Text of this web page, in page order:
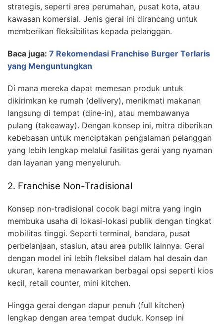
strategis, seperti area perumahan, pusat kota, atau
kawasan komersial. Jenis gerai ini dirancang untuk
memberikan fleksibilitas kepada pelanggan.
Baca juga: 7 Rekomendasi Franchise Burger Terlaris
yang Menguntungkan
Di mana mereka dapat memesan produk untuk
dikirimkan ke rumah (delivery), menikmati makanan
langsung di tempat (dine-in), atau membawanya
pulang (takeaway). Dengan konsep ini, mitra diberikan
kebebasan untuk menciptakan pengalaman pelanggan
yang lebih lengkap melalui fasilitas gerai yang nyaman
dan layanan yang menyeluruh.
2. Franchise Non-Tradisional
Konsep non-tradisional cocok bagi mitra yang ingin
membuka usaha di lokasi-lokasi publik dengan tingkat
mobilitas tinggi. Seperti terminal, bandara, pusat
perbelanjaan, stasiun, atau area publik lainnya. Gerai
dengan model ini lebih fleksibel dalam hal desain dan
ukuran, karena menawarkan berbagai opsi seperti kios
kecil, retail counter, mini kitchen.
Hingga gerai dengan dapur penuh (full kitchen)
lengkap dengan area tempat duduk. Konsep ini